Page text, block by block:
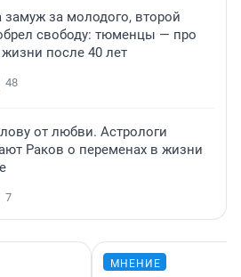
за молодого, второй
свободу: тюменцы — про
после 40 лет
48
от любви. Астрологи
Раков о переменах в жизни
7
МНЕНИЕ